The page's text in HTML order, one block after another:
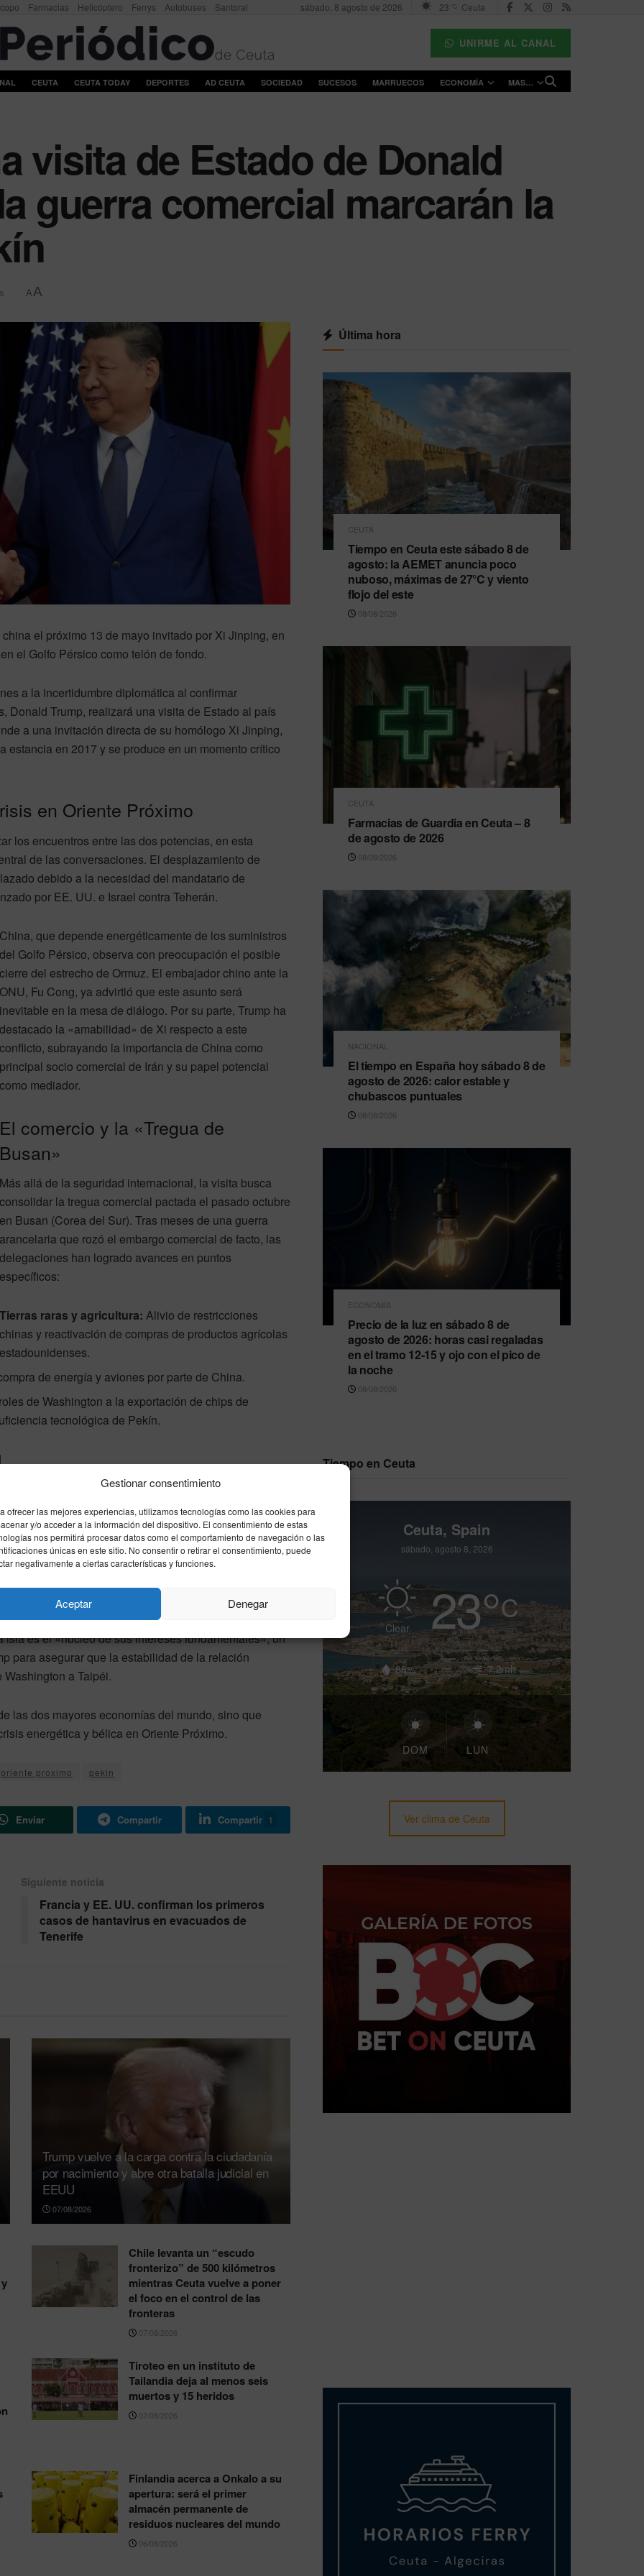
Gestionar consentimiento
ofrecer las mejores experiencias, utilizamos tecnologías como las cookies para
y/o acceder a la información del dispositivo. El consentimiento de estas
nos permitirá procesar datos como el comportamiento de navegación o las
únicas en este sitio. No consentir o retirar el consentimiento, puede
negativamente a ciertas características y funciones.
Aceptar Denegar
Farmacias Helicóptero Ferrys Autobuses Santoral sábado, 8 agosto de 2026 23 °C Ceuta
UNIRME AL CANAL
CEUTA CEUTA TODAY DEPORTES AD CEUTA SOCIEDAD SUCESOS MARRUECOS ECONOMÍA MAS…
visita de Estado de Donald
guerra comercial marcarán la
AA
el próximo 13 de mayo invitado por Xi Jinping, en
el Golfo Pérsico como telón de fondo.
a la incertidumbre diplomática al confirmar
Donald Trump, realizará una visita de Estado al país
a una invitación directa de su homólogo Xi Jinping,
estancia en 2017 y se produce en un momento crítico
en Oriente Próximo
los encuentros entre las dos potencias, en esta
de las conversaciones. El desplazamiento de
debido a la necesidad del mandatario de
por EE. UU. e Israel contra Teherán.
China, que depende energéticamente de los suministros
del Golfo Pérsico, observa con preocupación el posible
cierre del estrecho de Ormuz. El embajador chino ante la
ONU, Fu Cong, ya advirtió que este asunto será
inevitable en la mesa de diálogo. Por su parte, Trump ha
destacado la «amabilidad» de Xi respecto a este
conflicto, subrayando la importancia de China como
principal socio comercial de Irán y su papel potencial
como mediador.
El comercio y la «Tregua de
Busan»
Más allá de la seguridad internacional, la visita busca
consolidar la tregua comercial pactada el pasado octubre
en Busan (Corea del Sur). Tras meses de una guerra
arancelaria que rozó el embargo comercial de facto, las
delegaciones han logrado avances en puntos
específicos:
Tierras raras y agricultura: Alivio de restricciones
chinas y reactivación de compras de productos agrícolas
estadounidenses.
de energía y aviones por parte de China.
de Washington a la exportación de chips de
tecnológica de Pekín.
chino,
, y el secretario del Tesoro
miércoles una reunión de alto nivel en Seúl. Bessent,
viajará también a Tokio antes de unirse a la
el tema de Taiwán sigue siendo el punto de mayor
es el «núcleo de sus intereses fundamentales», un
para asegurar que la estabilidad de la relación
a Taipéi.
las dos mayores economías del mundo, sino que
energética y bélica en Oriente Próximo.
oriente proximo pekin
Enviar Compartir Compartir 1
Siguiente noticia
Francia y EE. UU. confirman los primeros
casos de hantavirus en evacuados de
Tenerife
Trump vuelve a la carga contra la ciudadanía
por nacimiento y abre otra batalla judicial en
EEUU
07/08/2026
Chile levanta un “escudo
fronterizo” de 500 kilómetros
mientras Ceuta vuelve a poner
el foco en el control de las
fronteras
07/08/2026
Tiroteo en un instituto de
Tailandia deja al menos seis
muertos y 15 heridos
07/08/2026
Finlandia acerca a Onkalo a su
apertura: será el primer
almacén permanente de
residuos nucleares del mundo
06/08/2026
Última hora
CEUTA
Tiempo en Ceuta este sábado 8 de
agosto: la AEMET anuncia poco
nuboso, máximas de 27°C y viento
flojo del este
08/08/2026
CEUTA
Farmacias de Guardia en Ceuta – 8
de agosto de 2026
08/08/2026
NACIONAL
El tiempo en España hoy sábado 8 de
agosto de 2026: calor estable y
chubascos puntuales
08/08/2026
ECONOMÍA
Precio de la luz en sábado 8 de
agosto de 2026: horas casi regaladas
en el tramo 12-15 y ojo con el pico de
la noche
08/08/2026
Tiempo en Ceuta
Ceuta, Spain
sábado, agosto 8, 2026
Clear 23°C
88% 7.2mh
DOM LUN
Ver clima de Ceuta